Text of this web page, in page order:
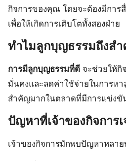
กิจการของคุณ โดยจะต้องมีการ
เพื่อให้เกิดการเติบโตทั้งสองฝ่าย
ทำไมลูกบุญธรรมถึงส
การมีลูกบุญธรรมที่ดี จะช่วยให้
มั่นคงและลดค่าใช้จ่ายในการห
สำคัญมากในตลาดที่มีการแข่งขั
ปัญหาที่เจ้าของกิจการ
เจ้าของกิจการมักพบปัญหาหลาย